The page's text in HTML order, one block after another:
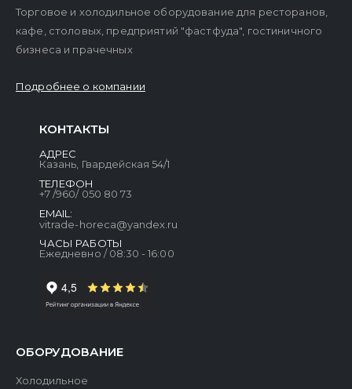
Торговое и холодильное оборудование для ресторанов,
кафе, столовых, предприятий "фастфуда", гостиничного
бизнеса и прачечных
Подробнее о компании
КОНТАКТЫ
АДРЕС
Казань, Гвардейская 54/1
ТЕЛЕФОН
+7 /960/ 050 80 73
EMAIL:
vitrade-horeca@yandex.ru
ЧАСЫ РАБОТЫ
Ежедневно / 08:30 - 16:00
ОБОРУДОВАНИЕ
Холодильное